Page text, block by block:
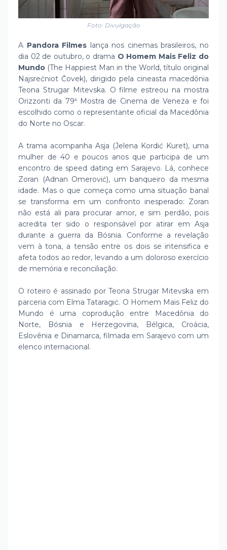
Foto: Divulgação
A Pandora Filmes lança nos cinemas brasileiros, no
dia 02 de outubro, o drama O Homem Mais Feliz do
Mundo (The Happiest Man in the World, título original
Najsrećniot Čovek), dirigido pela cineasta macedônia
Teona Strugar Mitevska. O filme estreou na mostra
Orizzonti da 79ª Mostra de Cinema de Veneza e foi
escolhido como o representante oficial da Macedônia
do Norte no Oscar.
A trama acompanha Asja (Jelena Kordić Kuret), uma
mulher de 40 e poucos anos que participa de um
encontro de speed dating em Sarajevo. Lá, conhece
Zoran (Adnan Omerović), um banqueiro da mesma
idade. Mas o que começa como uma situação banal
se transforma em um confronto inesperado: Zoran
não está ali para procurar amor, e sim perdão, pois
acredita ter sido o responsável por atirar em Asja
durante a guerra da Bósnia. Conforme a revelação
vem à tona, a tensão entre os dois se intensifica e
afeta todos ao redor, levando a um doloroso exercício
de memória e reconciliação.
O roteiro é assinado por Teona Strugar Mitevska em
parceria com Elma Tataragić. O Homem Mais Feliz do
Mundo é uma coprodução entre Macedônia do
Norte, Bósnia e Herzegovina, Bélgica, Croácia,
Eslovênia e Dinamarca, filmada em Sarajevo com um
elenco internacional.